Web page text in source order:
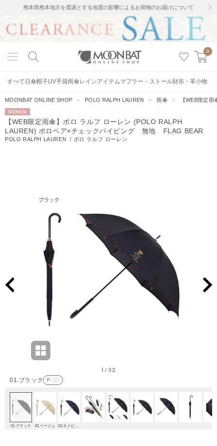
熊本県熊本地方を震源とする地震の影響によるお荷物のお届けについて
0
すべて 日傘帽子UV手袋雨傘レインアイテムマフラー・ストール財布・革小物
MOONBAT ONLINE SHOP ＞ POLO RALPH LAUREN ＞雨傘 ＞ 【WEB限定
WOMEN
【WEB限定雨傘】ポロ ラルフ ローレン (POLO RALPH
LAUREN) ポロベア×チェックパイピング 無地 FLAG BEAR
POLO RALPH LAUREN / ポロ ラルフ ローレン
01.ブラック F: 〇
1 /32
01.ブラック 02.ベージュ